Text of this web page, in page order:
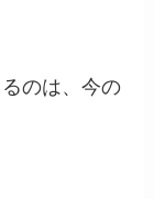
のは、今の